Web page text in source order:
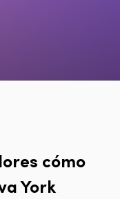
cómo
York